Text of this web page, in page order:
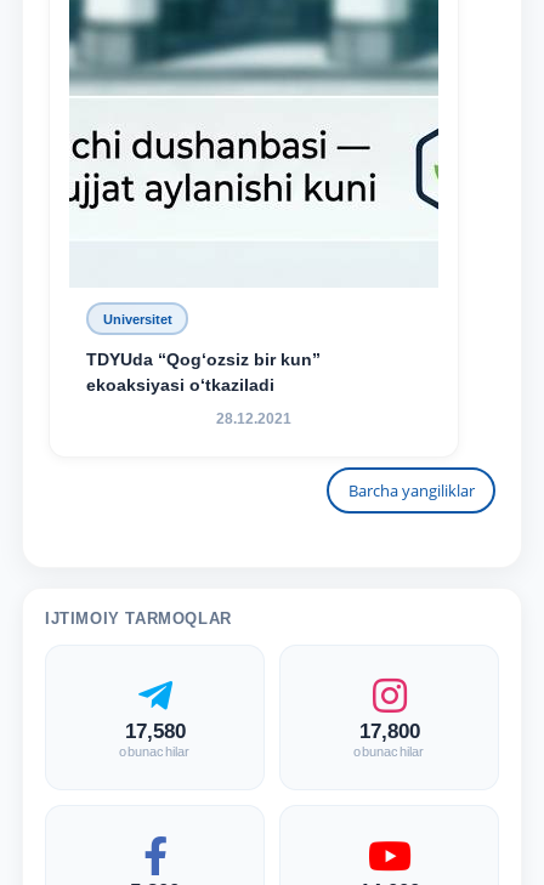
Universitet
TDYUda “Qog‘ozsiz bir kun”
ekoaksiyasi o‘tkaziladi
28.12.2021
Barcha yangiliklar
IJTIMOIY TARMOQLAR
17,580
obunachilar
17,800
obunachilar